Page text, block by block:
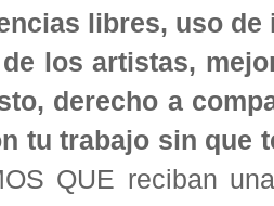
libres, uso
los artistas,
derecho a
tu trabajo sin que
QUE reciban